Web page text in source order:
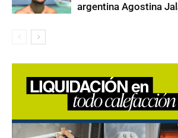
argentina Agostina